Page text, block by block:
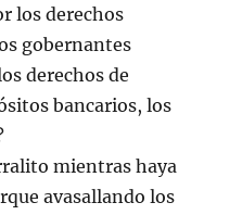
los derechos
gobernantes
derechos de
bancarios, los
mientras haya
avasallando los